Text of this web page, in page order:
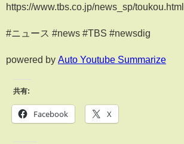
https://www.tbs.co.jp/news_sp/toukou.html
#ニュース #news #TBS #newsdig
powered by Auto Youtube Summarize
共有:
Facebook X